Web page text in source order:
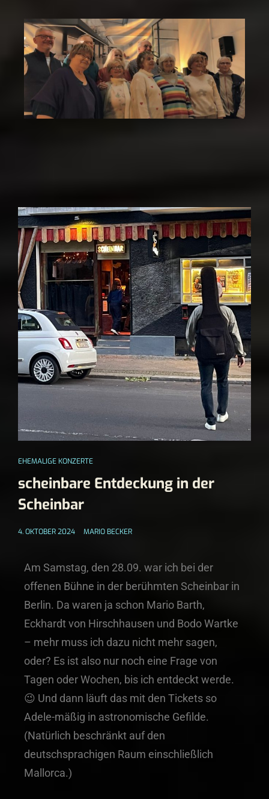
EHEMALIGE KONZERTE
scheinbare Entdeckung in der
Scheinbar
4. OKTOBER 2024 MARIO BECKER
Am Samstag, den 28.09. war ich bei der
offenen Bühne in der berühmten Scheinbar in
Berlin. Da waren ja schon Mario Barth,
Eckhardt von Hirschhausen und Bodo Wartke
– mehr muss ich dazu nicht mehr sagen,
oder? Es ist also nur noch eine Frage von
Tagen oder Wochen, bis ich entdeckt werde.
😉 Und dann läuft das mit den Tickets so
Adele-mäßig in astronomische Gefilde.
(Natürlich beschränkt auf den
deutschsprachigen Raum einschließlich
Mallorca.)